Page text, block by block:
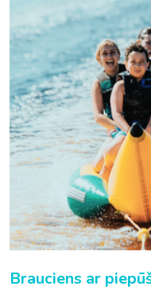
Brauciens ar